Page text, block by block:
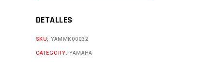
DETALLES
SKU:YAMMK00032
CATEGORY:YAMAHA